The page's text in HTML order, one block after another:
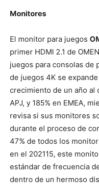
Monitores
El monitor para juegos
primer HDMI 2.1 de
juegos para consolas de
de juegos 4K se
crecimiento de un año al
APJ, y 185% en EMEA,
revisa si sus monitores
durante el proceso de
47% de todos los
en el 202115, este
estándar de frecuencia
dentro de un hermoso